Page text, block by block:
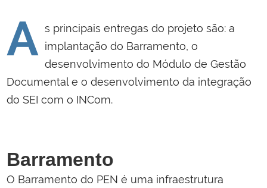
A s principais entregas do projeto são: a
implantação do Barramento, o
desenvolvimento do Módulo de Gestão
Documental e o desenvolvimento da integração
do SEI com o INCom.
Barramento
O Barramento do PEN é uma infraestrutura